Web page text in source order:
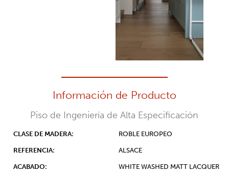
Información de Producto
Piso de Ingeniería de Alta Especificación
CLASE DE MADERA:
REFERENCIA:
ACABADO:
ROBLE EUROPEO
ALSACE
WHITE WASHED MATT LACQUER